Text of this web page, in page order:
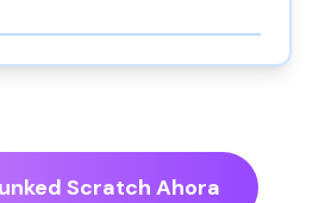
Scratch Ahora